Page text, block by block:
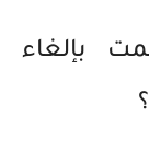
بإلغاء